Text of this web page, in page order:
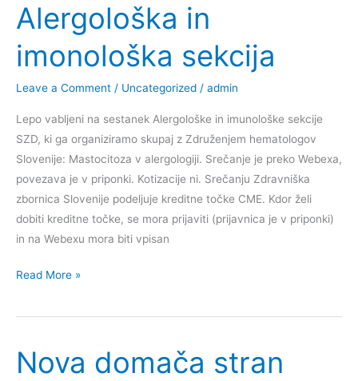
Alergološka in
imonološka sekcija
Leave a Comment / Uncategorized / admin
Lepo vabljeni na sestanek Alergološke in imunološke sekcije
SZD, ki ga organiziramo skupaj z Združenjem hematologov
Slovenije: Mastocitoza v alergologiji. Srečanje je preko Webexa,
povezava je v priponki. Kotizacije ni. Srečanju Zdravniška
zbornica Slovenije podeljuje kreditne točke CME. Kdor želi
dobiti kreditne točke, se mora prijaviti (prijavnica je v priponki)
in na Webexu mora biti vpisan
Alergološka
imonološka
Read More »
Nova domača stran